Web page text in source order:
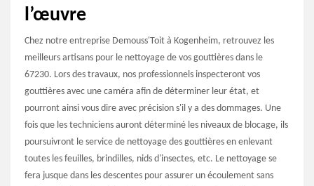
l’œuvre
Chez notre entreprise Demouss'Toit à Kogenheim, retrouvez les
meilleurs artisans pour le nettoyage de vos gouttières dans le
67230. Lors des travaux, nos professionnels inspecteront vos
gouttières avec une caméra afin de déterminer leur état, et
pourront ainsi vous dire avec précision s'il y a des dommages. Une
fois que les techniciens auront déterminé les niveaux de blocage, ils
poursuivront le service de nettoyage des gouttières en enlevant
toutes les feuilles, brindilles, nids d'insectes, etc. Le nettoyage se
fera jusque dans les descentes pour assurer un écoulement sans